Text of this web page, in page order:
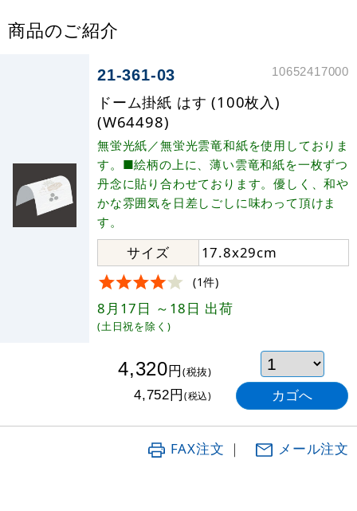
商品のご紹介
21-361-03 10652417000
ドーム掛紙 はす (100枚入)
(W64498)
無蛍光紙／無蛍光雲竜和紙を使用しておりま
す。■絵柄の上に、薄い雲竜和紙を一枚ずつ
丹念に貼り合わせております。優しく、和や
かな雰囲気を日差しごしに味わって頂けま
す。
サイズ 17.8x29cm
(1件)
8月17日 ～18日 出荷
(土日祝を除く)
4,320円(税抜)
4,752円(税込)
FAX注文 ｜ メール注文